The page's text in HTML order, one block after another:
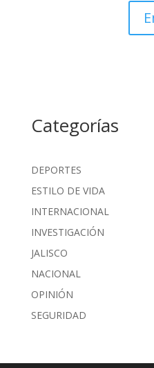
Categorías
DEPORTES
ESTILO DE VIDA
INTERNACIONAL
INVESTIGACIÓN
JALISCO
NACIONAL
OPINIÓN
SEGURIDAD